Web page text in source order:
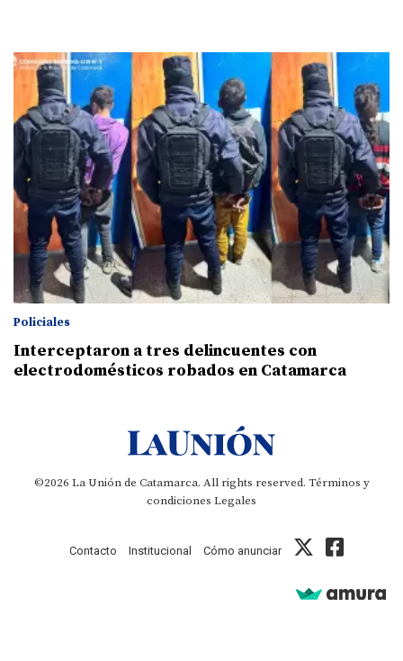
Policiales
Interceptaron a tres delincuentes con
electrodomésticos robados en Catamarca
©2026 La Unión de Catamarca. All rights reserved. Términos y
condiciones Legales
Contacto Institucional Cómo anunciar